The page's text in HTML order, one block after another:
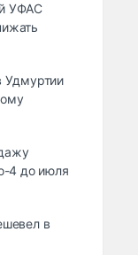
УФАС
Удмуртии
4 до июля
в